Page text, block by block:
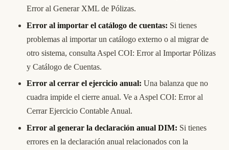
Error al Generar XML de Pólizas.
Error al importar el catálogo de cuentas: Si tienes
problemas al importar un catálogo externo o al migrar de
otro sistema, consulta Aspel COI: Error al Importar Pólizas
y Catálogo de Cuentas.
Error al cerrar el ejercicio anual: Una balanza que no
cuadra impide el cierre anual. Ve a Aspel COI: Error al
Cerrar Ejercicio Contable Anual.
Error al generar la declaración anual DIM: Si tienes
errores en la declaración anual relacionados con la